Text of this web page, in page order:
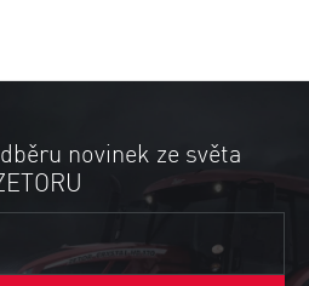
novinek ze světa